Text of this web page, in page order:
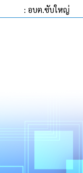
: อบต.ซับใหญ่